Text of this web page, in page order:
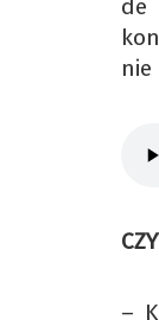
de
nie
–